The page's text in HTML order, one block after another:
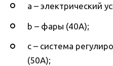
a – электрический
b – фары (40А);
c – система
(50А);